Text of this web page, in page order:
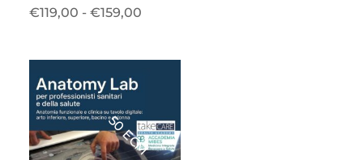
€119,00 - €159,00
a
€159,00
50 ECM